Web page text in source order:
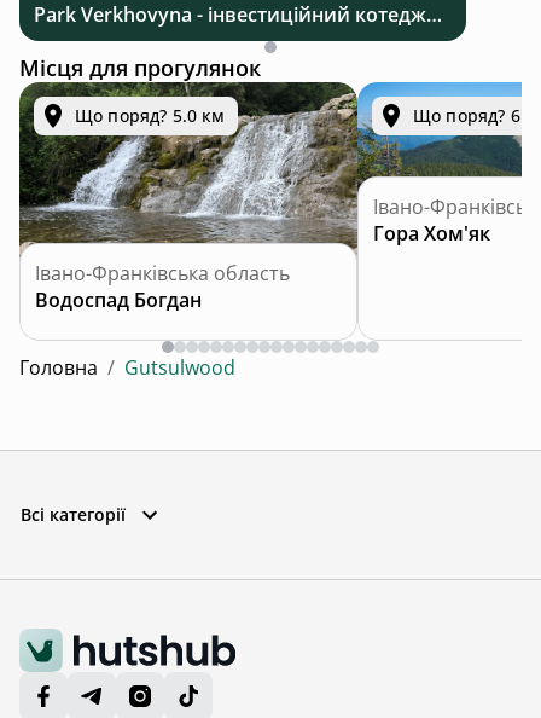
Park Verkhovyna - інвестиційний котеджний комплекс біля Верховини в Карпатах
Місця для прогулянок
Що поряд? 5.0 км
Івано-Франківська область
Водоспад Богдан
Що поряд? 6.2
Івано-
Гора Хом'як
Головна / Gutsulwood
Всі категорії